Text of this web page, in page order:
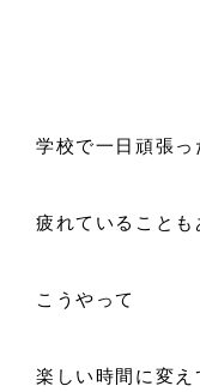
学校で一日頑張っ
疲れていることも
こうやって
楽しい時間に変え